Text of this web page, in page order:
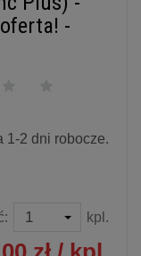
-
1-2 dni robocze.
kpl.